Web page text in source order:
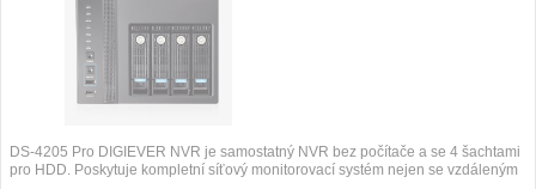
DS-4205 Pro DIGIEVER NVR je samostatný NVR bez počítače a se 4 šachtami
pro HDD. Poskytuje kompletní síťový monitorovací systém nejen se vzdáleným